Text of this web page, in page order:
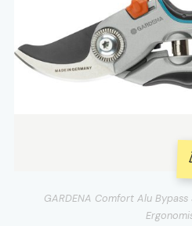
GARDENA Comfort Alu